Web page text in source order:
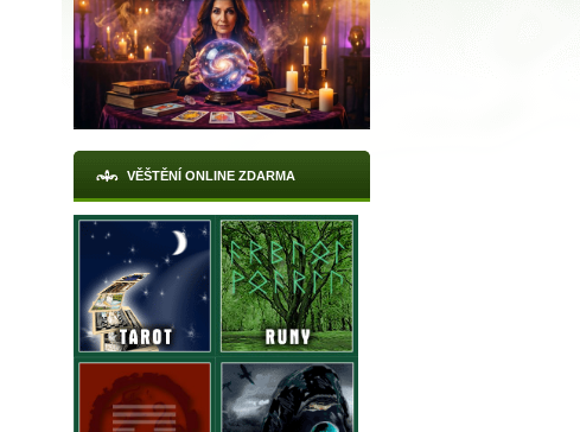
X
VĚŠTĚNÍ ONLINE ZDARMA